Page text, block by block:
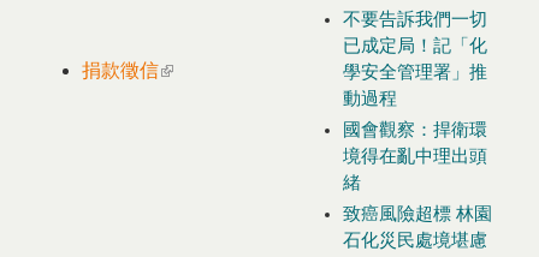
不要告訴我們一切
已成定局！記「化
學安全管理署」推
動過程
國會觀察：捍衛環
境得在亂中理出頭
緒
致癌風險超標 林園
石化災民處境堪慮
捐款徵信(link is external)